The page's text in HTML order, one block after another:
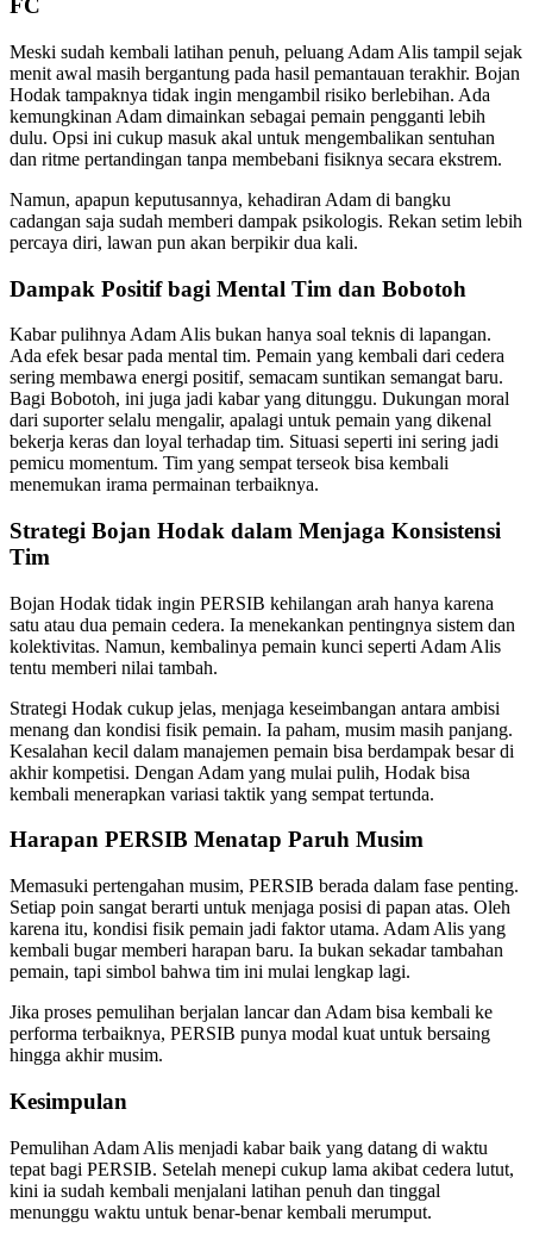
FC
Meski sudah kembali latihan penuh, peluang Adam Alis tampil sejak
menit awal masih bergantung pada hasil pemantauan terakhir. Bojan
Hodak tampaknya tidak ingin mengambil risiko berlebihan. Ada
kemungkinan Adam dimainkan sebagai pemain pengganti lebih
dulu. Opsi ini cukup masuk akal untuk mengembalikan sentuhan
dan ritme pertandingan tanpa membebani fisiknya secara ekstrem.
Namun, apapun keputusannya, kehadiran Adam di bangku
cadangan saja sudah memberi dampak psikologis. Rekan setim lebih
percaya diri, lawan pun akan berpikir dua kali.
Dampak Positif bagi Mental Tim dan Bobotoh
Kabar pulihnya Adam Alis bukan hanya soal teknis di lapangan.
Ada efek besar pada mental tim. Pemain yang kembali dari cedera
sering membawa energi positif, semacam suntikan semangat baru.
Bagi Bobotoh, ini juga jadi kabar yang ditunggu. Dukungan moral
dari suporter selalu mengalir, apalagi untuk pemain yang dikenal
bekerja keras dan loyal terhadap tim. Situasi seperti ini sering jadi
pemicu momentum. Tim yang sempat terseok bisa kembali
menemukan irama permainan terbaiknya.
Strategi Bojan Hodak dalam Menjaga Konsistensi
Tim
Bojan Hodak tidak ingin PERSIB kehilangan arah hanya karena
satu atau dua pemain cedera. Ia menekankan pentingnya sistem dan
kolektivitas. Namun, kembalinya pemain kunci seperti Adam Alis
tentu memberi nilai tambah.
Strategi Hodak cukup jelas, menjaga keseimbangan antara ambisi
menang dan kondisi fisik pemain. Ia paham, musim masih panjang.
Kesalahan kecil dalam manajemen pemain bisa berdampak besar di
akhir kompetisi. Dengan Adam yang mulai pulih, Hodak bisa
kembali menerapkan variasi taktik yang sempat tertunda.
Harapan PERSIB Menatap Paruh Musim
Memasuki pertengahan musim, PERSIB berada dalam fase penting.
Setiap poin sangat berarti untuk menjaga posisi di papan atas. Oleh
karena itu, kondisi fisik pemain jadi faktor utama. Adam Alis yang
kembali bugar memberi harapan baru. Ia bukan sekadar tambahan
pemain, tapi simbol bahwa tim ini mulai lengkap lagi.
Jika proses pemulihan berjalan lancar dan Adam bisa kembali ke
performa terbaiknya, PERSIB punya modal kuat untuk bersaing
hingga akhir musim.
Kesimpulan
Pemulihan Adam Alis menjadi kabar baik yang datang di waktu
tepat bagi PERSIB. Setelah menepi cukup lama akibat cedera lutut,
kini ia sudah kembali menjalani latihan penuh dan tinggal
menunggu waktu untuk benar-benar kembali merumput.